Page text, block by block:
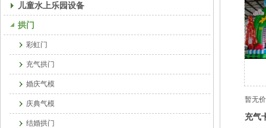
儿童水上乐园设备
拱门
彩虹门
充气拱门
婚庆气模
庆典气模
结婚拱门
暂无
充气